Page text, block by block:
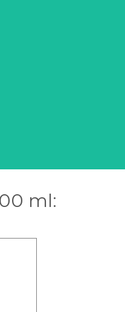
ml: